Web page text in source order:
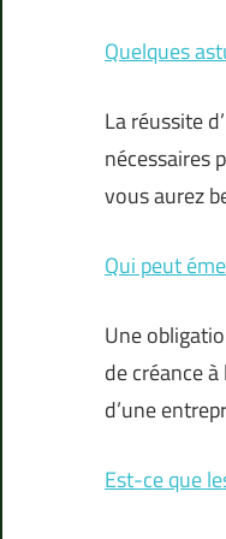
Quelques
La réussite
nécessaires
vous aurez
Qui peut
Une
de créance
d’une
Est-ce que